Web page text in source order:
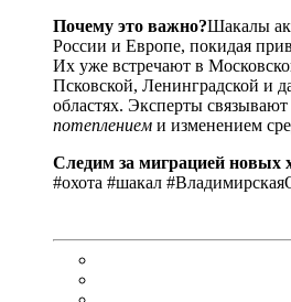
Почему это важно?Шакалы
России и Европе, покидая
Их уже встречают в
Псковской, Ленинградской и
областях. Эксперты связывают
потеплением и изменением
Следим за миграцией новых
#охота #шакал